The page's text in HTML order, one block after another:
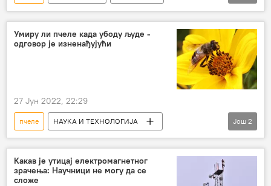
Регион – економија
Хрватска
Умиру ли пчеле када убоду људе -
одговор је изненађујући
27 Јун 2022, 22:29
пчеле
НАУКА И ТЕХНОЛОГИЈА
Наука и технологија
Магазин
Још 2
Какав је утицај електромагнетног
зрачења: Научници не могу да се
сложе